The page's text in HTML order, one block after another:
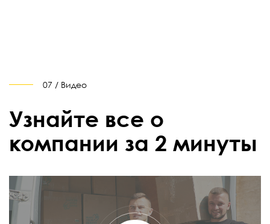
07 / Видео
Узнайте все о
компании за 2 минуты